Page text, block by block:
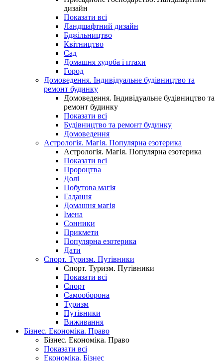
дизайн
Показати всі
Ландшафтний дизайн
Бджільництво
Квітництво
Сад
Домашня худоба і птахи
Город
Домоведення. Індивідуальне будівництво та
ремонт будинку
Домоведення. Індивідуальне будівництво та
ремонт будинку
Показати всі
Будівництво та ремонт будинку
Домоведення
Астрологія. Магія. Популярна езотерика
Астрологія. Магія. Популярна езотерика
Показати всі
Пророцтва
Долі
Побутова магія
Гадання
Домашня магія
Імена
Сонники
Прикмети
Популярна езотерика
Дати
Спорт. Туризм. Путівники
Спорт. Туризм. Путівники
Показати всі
Спорт
Самооборона
Туризм
Путівники
Виживання
Бізнес. Економіка. Право
Бізнес. Економіка. Право
Показати всі
Економіка. Бізнес